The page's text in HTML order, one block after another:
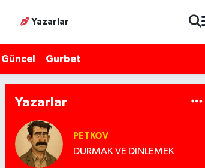
Yazarlar
Güncel Gurbet
Yazarlar
PETKOV
DURMAK VE DİNLEMEK